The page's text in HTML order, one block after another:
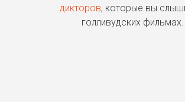
дикторов, которые вы
голливудских фильмах.